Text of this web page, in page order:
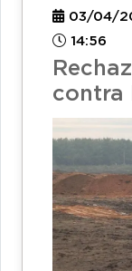
03/04/
14:56
contra